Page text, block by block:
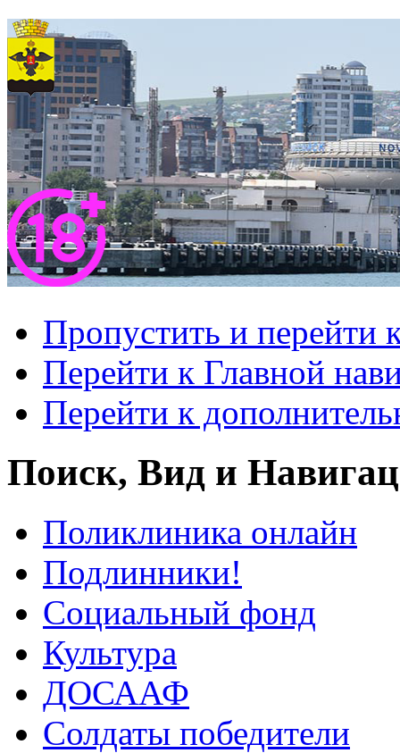
Пропустить и перейти
Перейти к Главной
Перейти к
Поиск, Вид и
Поликлиника онлайн
Подлинники!
Социальный фонд
Культура
ДОСААФ
Солдаты победители